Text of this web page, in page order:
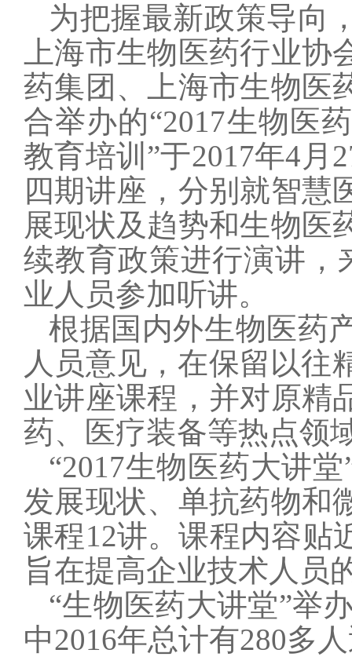
为把握最新政策导向
上海市生物医药行业
药集团、上海市生物医
合举办的“2017生物医
教育培训”于2017年4 月
四期讲座，分别就智慧
展现状及趋势和生物医
续教育政策进行演讲，
业人员参加听讲。
根据国内外生物医药
人员意见，在保留以往
业讲座课程，并对原精
药、医疗装备等热点领
“2017生物医药大讲
发展现状、单抗药物和
课程12讲。课程内容贴
旨在提高企业技术人员
“生物医药大讲堂”举
中2016年总计有280多